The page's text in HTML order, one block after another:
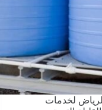
لخدمات